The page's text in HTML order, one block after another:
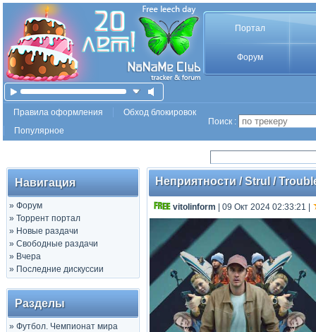
Портал
Форум
Правила оформления
Обход блокировок
Популярное
Поиск :
Навигация
» Форум
» Торрент портал
» Новые раздачи
» Свободные раздачи
» Вчера
» Последние дискуссии
Разделы
» Футбол. Чемпионат мира
Неприятности / Strul /
vitolinform | 09 Окт 2024 02:33:21